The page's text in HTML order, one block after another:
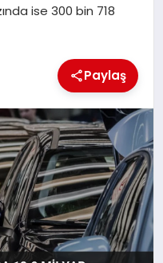
ise 300 bin 718
Paylaş